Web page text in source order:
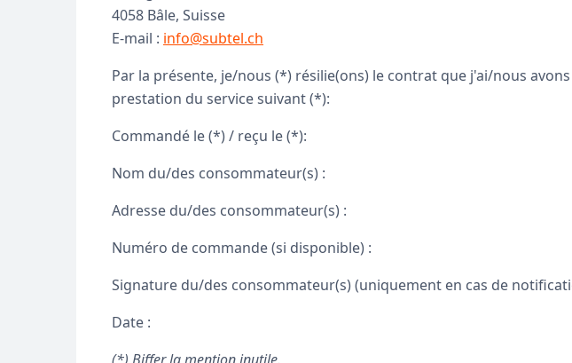
4058 Bâle, Suisse
E-mail : info@subtel.ch
Par la présente, je/nous (*) résilie(ons) le contrat que j'ai/nous
prestation du service suivant (*):
Commandé le (*) / reçu le (*):
Nom du/des consommateur(s) :
Adresse du/des consommateur(s) :
Numéro de commande (si disponible) :
Signature du/des consommateur(s) (uniquement en cas de
Date :